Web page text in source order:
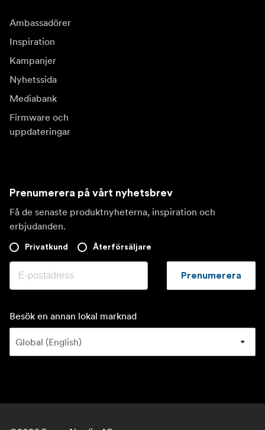
Ambassadörer
Inspiration
Kampanjer
Nyhetssida
Mediabank
Firmware och
uppdateringar
Prenumerera på vårt nyhetsbrev
Få de senaste produktnyheterna, inspiration och
erbjudanden.
Privatkund Återförsäljare
Prenumerera
Besök en annan lokal marknad